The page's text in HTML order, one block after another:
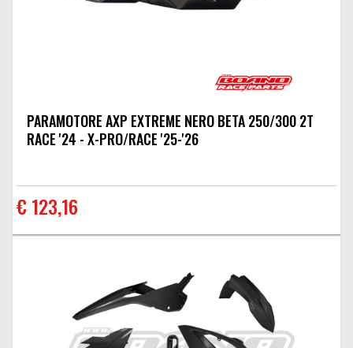
PARAMOTORE AXP EXTREME NERO BETA 250/300 2T
RACE '24 - X-PRO/RACE '25-'26
€ 123,16